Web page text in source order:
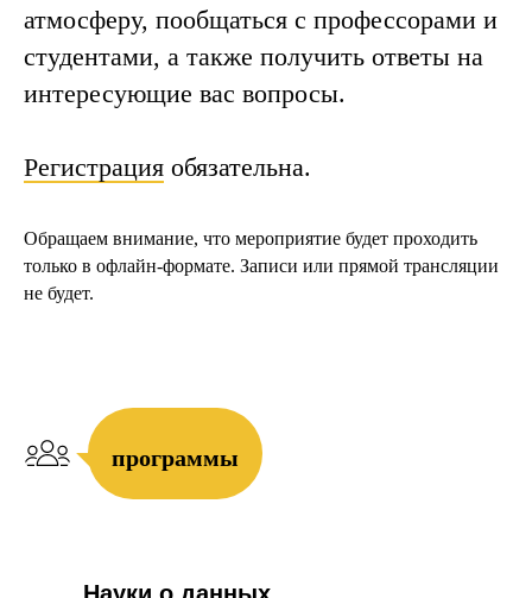
атмосферу, пообщаться с профессорами и
студентами, а также получить ответы на
интересующие вас вопросы.
Регистрация обязательна.
Обращаем внимание, что мероприятие будет проходить
только в офлайн-формате. Записи или прямой трансляции
не будет.
программы